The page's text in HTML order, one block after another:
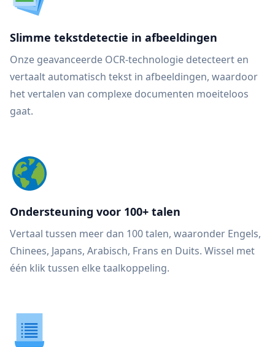
Slimme tekstdetectie in afbeeldingen
Onze geavanceerde OCR-technologie detecteert en
vertaalt automatisch tekst in afbeeldingen, waardoor
het vertalen van complexe documenten moeiteloos
gaat.
Ondersteuning voor 100+ talen
Vertaal tussen meer dan 100 talen, waaronder Engels,
Chinees, Japans, Arabisch, Frans en Duits. Wissel met
één klik tussen elke taalkoppeling.